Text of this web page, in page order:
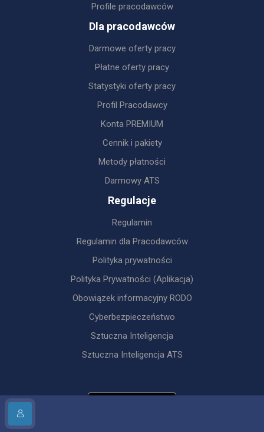
Profile pracodawców
Dla pracodawców
Darmowe oferty pracy
Płatne oferty pracy
Statystyki oferty pracy
Profil Pracodawcy
Konta PREMIUM
Cennik i pakiety
Metody płatności
Darmowy ATS
Regulacje
Regulamin
Regulamin dla Pracodawców
Polityka prywatności
Polityka Prywatności (Aplikacja)
Obowiązek informacyjny RODO
Cyberbezpieczeństwo
Sztuczna Inteligencja
Sztuczna Inteligencja ATS